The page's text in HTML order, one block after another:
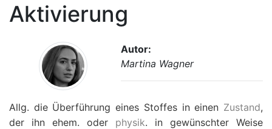
Aktivierung
Autor:
Martina Wagner
Allg. die Überführung eines Stoffes in einen Zustand,
der ihn ehem. oder physik. in gewünschter Weise